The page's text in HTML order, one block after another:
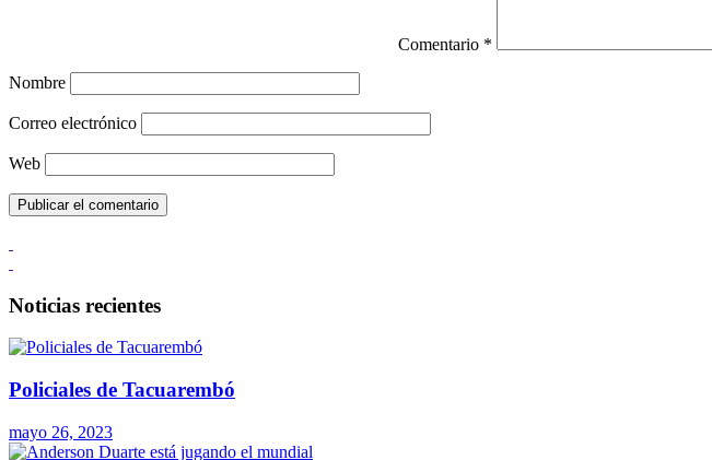
Comentario *
Nombre
Correo electrónico
Web
Noticias recientes
Policiales de Tacuarembó
mayo 26, 2023